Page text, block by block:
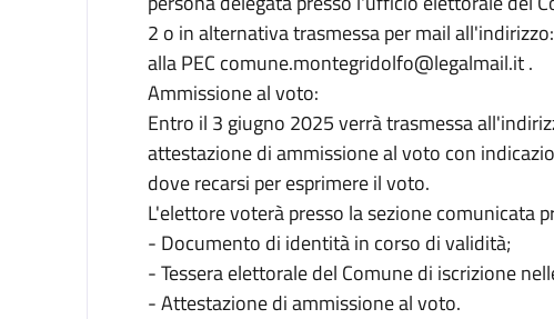
2 o in alternativa trasmessa per mail
alla PEC comune.montegridolfo@legalmail.it .
Ammissione al voto:
Entro il 3 giugno 2025 verrà trasmessa
attestazione di ammissione al voto con
dove recarsi per esprimere il voto.
L'elettore voterà presso la sezione comunicata
- Documento di identità in corso di validità;
- Tessera elettorale del Comune di iscrizione
- Attestazione di ammissione al voto.